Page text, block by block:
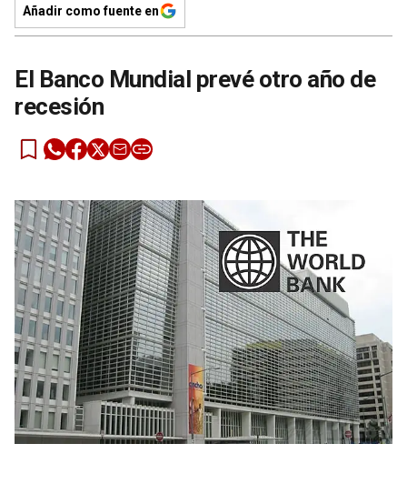
Añadir como fuente en
El Banco Mundial prevé otro año de
recesión